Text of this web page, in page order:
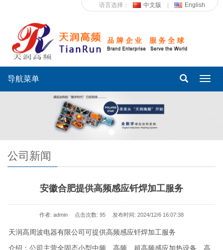
语言选择： 中文版 English
导航菜单
公司新闻
安徽合肥提供高频感应钎焊加工服务
作者: admin 点击次数: 95 发布时间: 2024/12/6 16:07:38
天润高周波电器有限公司可提供高频感应钎焊加工服务
介绍：公司主营全固态小型中频、高频、超高频感应加热设备、高